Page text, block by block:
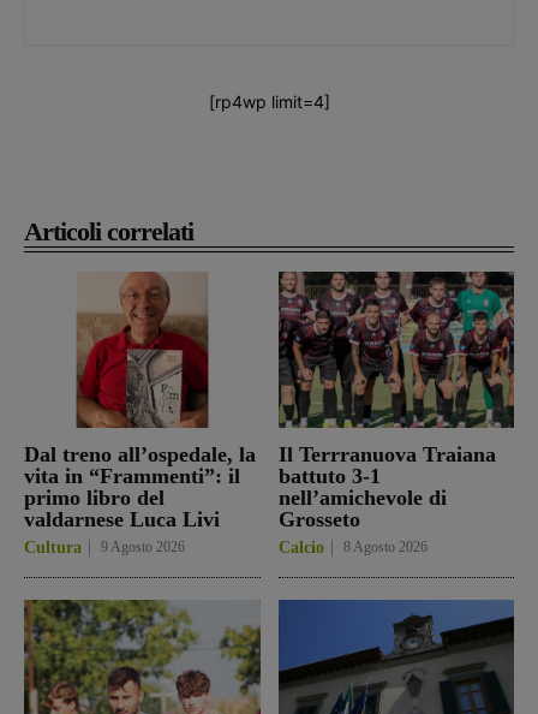
Articoli correlati
Dal treno all’ospedale, la
vita in “Frammenti”: il
primo libro del
valdarnese Luca Livi
Cultura 9 Agosto 2026
Il Terrranuova Traiana
battuto 3-1
nell’amichevole di
Grosseto
Calcio 8 Agosto 2026
[rp4wp limit=4]